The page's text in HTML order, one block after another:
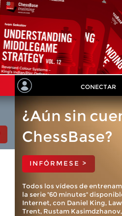
CONECTAR
¿Aún sin
ChessBase?
INFÓRMESE >
Todos los vídeos de
la serie "60 minutes"
Internet, con Daniel King,
Trent, Rustam